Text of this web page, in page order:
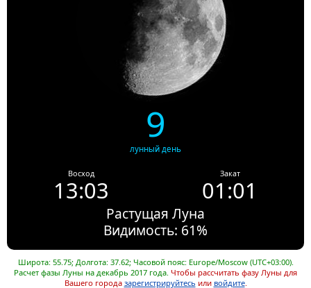
9
лунный день
Восход
13:03
Закат
01:01
Растущая Луна
Видимость: 61%
Широта: 55.75; Долгота: 37.62; Часовой пояс: Europe/Moscow (UTC+03:00).
Расчет фазы Луны на декабрь 2017 года. Чтобы рассчитать фазу Луны для
Вашего города зарегистрируйтесь или войдите.